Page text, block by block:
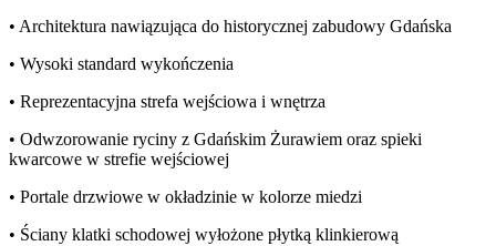
• Architektura nawiązująca do historycznej zabudowy Gdańska
• Wysoki standard wykończenia
• Reprezentacyjna strefa wejściowa i wnętrza
• Odwzorowanie ryciny z Gdańskim Żurawiem oraz spieki
kwarcowe w strefie wejściowej
• Portale drzwiowe w okładzinie w kolorze miedzi
• Ściany klatki schodowej wyłożone płytką klinkierową